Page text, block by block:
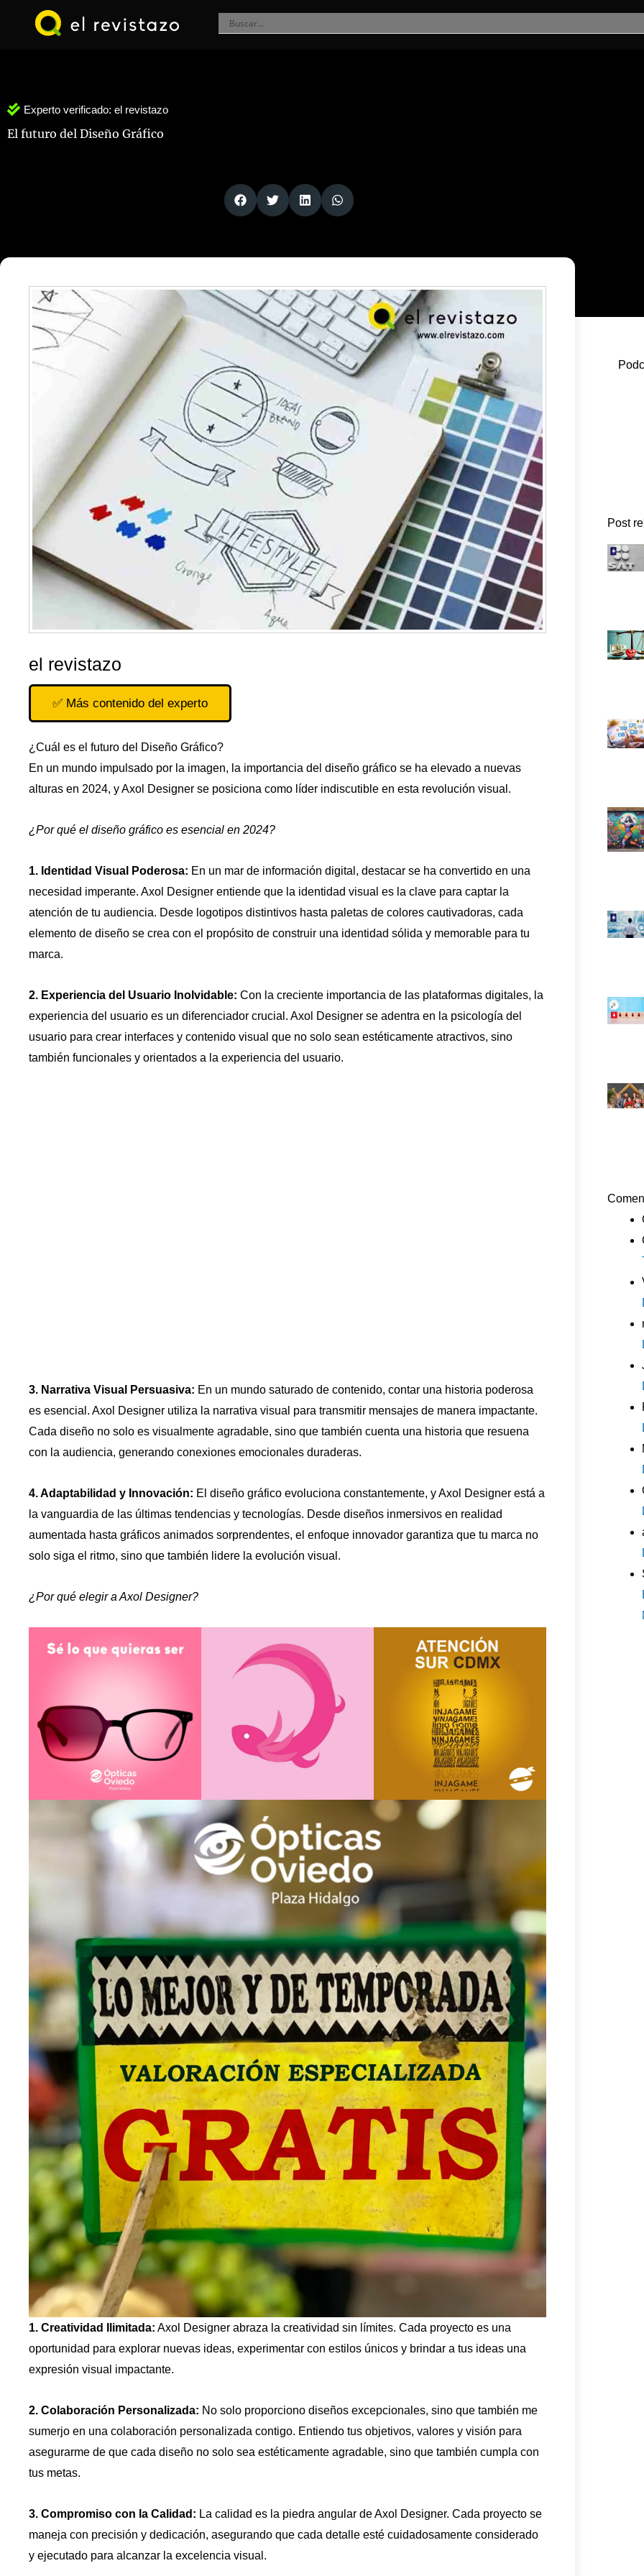
Experto verificado: el revistazo
El futuro del Diseño Gráfico
el revistazo
✅ Más contenido del experto
¿Cuál es el futuro del Diseño Gráfico?
En un mundo impulsado por la imagen, la importancia del diseño gráfico se ha elevado a nuevas
alturas en 2024, y Axol Designer se posiciona como líder indiscutible en esta revolución visual.
¿Por qué el diseño gráfico es esencial en 2024?
1. Identidad Visual Poderosa: En un mar de información digital, destacar se ha convertido en una
necesidad imperante. Axol Designer entiende que la identidad visual es la clave para captar la
atención de tu audiencia. Desde logotipos distintivos hasta paletas de colores cautivadoras, cada
elemento de diseño se crea con el propósito de construir una identidad sólida y memorable para tu
marca.
2. Experiencia del Usuario Inolvidable: Con la creciente importancia de las plataformas digitales, la
experiencia del usuario es un diferenciador crucial. Axol Designer se adentra en la psicología del
usuario para crear interfaces y contenido visual que no solo sean estéticamente atractivos, sino
también funcionales y orientados a la experiencia del usuario.
3. Narrativa Visual Persuasiva: En un mundo saturado de contenido, contar una historia poderosa
es esencial. Axol Designer utiliza la narrativa visual para transmitir mensajes de manera impactante.
Cada diseño no solo es visualmente agradable, sino que también cuenta una historia que resuena
con la audiencia, generando conexiones emocionales duraderas.
4. Adaptabilidad y Innovación: El diseño gráfico evoluciona constantemente, y Axol Designer está a
la vanguardia de las últimas tendencias y tecnologías. Desde diseños inmersivos en realidad
aumentada hasta gráficos animados sorprendentes, el enfoque innovador garantiza que tu marca no
solo siga el ritmo, sino que también lidere la evolución visual.
¿Por qué elegir a Axol Designer?
1. Creatividad Ilimitada: Axol Designer abraza la creatividad sin límites. Cada proyecto es una
oportunidad para explorar nuevas ideas, experimentar con estilos únicos y brindar a tus ideas una
expresión visual impactante.
2. Colaboración Personalizada: No solo proporciono diseños excepcionales, sino que también me
sumerjo en una colaboración personalizada contigo. Entiendo tus objetivos, valores y visión para
asegurarme de que cada diseño no solo sea estéticamente agradable, sino que también cumpla con
tus metas.
3. Compromiso con la Calidad: La calidad es la piedra angular de Axol Designer. Cada proyecto se
maneja con precisión y dedicación, asegurando que cada detalle esté cuidadosamente considerado
y ejecutado para alcanzar la excelencia visual.
Post